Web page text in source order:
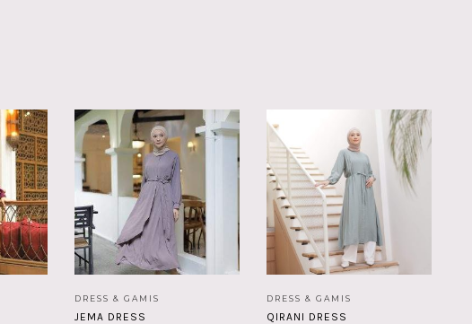
DRESS & GAMIS
JEMA DRESS
DRESS & GAMIS
QIRANI DRESS